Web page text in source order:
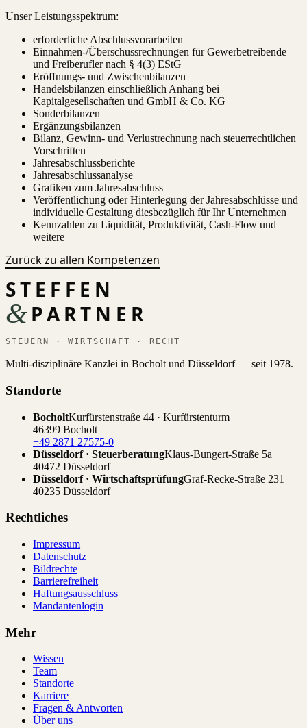
Unser Leistungsspektrum:
erforderliche Abschlussvorarbeiten
Einnahmen-/Überschussrechnungen für Gewerbetreibende
und Freiberufler nach § 4(3) EStG
Eröffnungs- und Zwischenbilanzen
Handelsbilanzen einschließlich Anhang bei
Kapitalgesellschaften und GmbH & Co. KG
Sonderbilanzen
Ergänzungsbilanzen
Bilanz, Gewinn- und Verlustrechnung nach steuerrechtlichen
Vorschriften
Jahresabschlussberichte
Jahresabschlussanalyse
Grafiken zum Jahresabschluss
Veröffentlichung oder Hinterlegung der Jahresabschlüsse und
individuelle Gestaltung diesbezüglich für Ihr Unternehmen
Kennzahlen zu Liquidität, Produktivität, Cash-Flow und
weitere
Zurück zu allen Kompetenzen
STEFFEN
&PARTNER
STEUERN · WIRTSCHAFT · RECHT
Multi-disziplinäre Kanzlei in Bocholt und Düsseldorf — seit 1978.
Standorte
BocholtKurfürstenstraße 44 · Kurfürstenturm
46399 Bocholt
+49 2871 27575-0
Düsseldorf · SteuerberatungKlaus-Bungert-Straße 5a
40472 Düsseldorf
Düsseldorf · WirtschaftsprüfungGraf-Recke-Straße 231
40235 Düsseldorf
Rechtliches
Impressum
Datenschutz
Bildrechte
Barrierefreiheit
Haftungsausschluss
Mandantenlogin
Mehr
Wissen
Team
Standorte
Karriere
Fragen & Antworten
Über uns